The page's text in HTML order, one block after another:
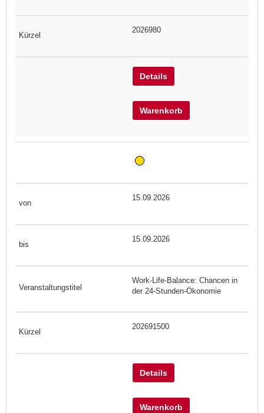
2026980
Details
Warenkorb
15.09.2026
15.09.2026
Work-Life-Balance: Chancen in
der 24-Stunden-Ökonomie
202691500
Details
Warenkorb